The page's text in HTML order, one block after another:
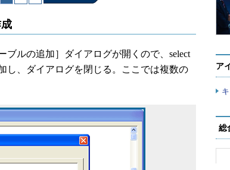
ルの追加］ダイアログが開くので、select
し、ダイアログを閉じる。ここでは複数の
ア
総